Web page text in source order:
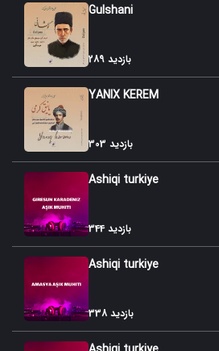
Gulshani
289 بازدید
YANIX KEREM
303 بازدید
Ashiqi turkiye
344 بازدید
Ashiqi turkiye
338 بازدید